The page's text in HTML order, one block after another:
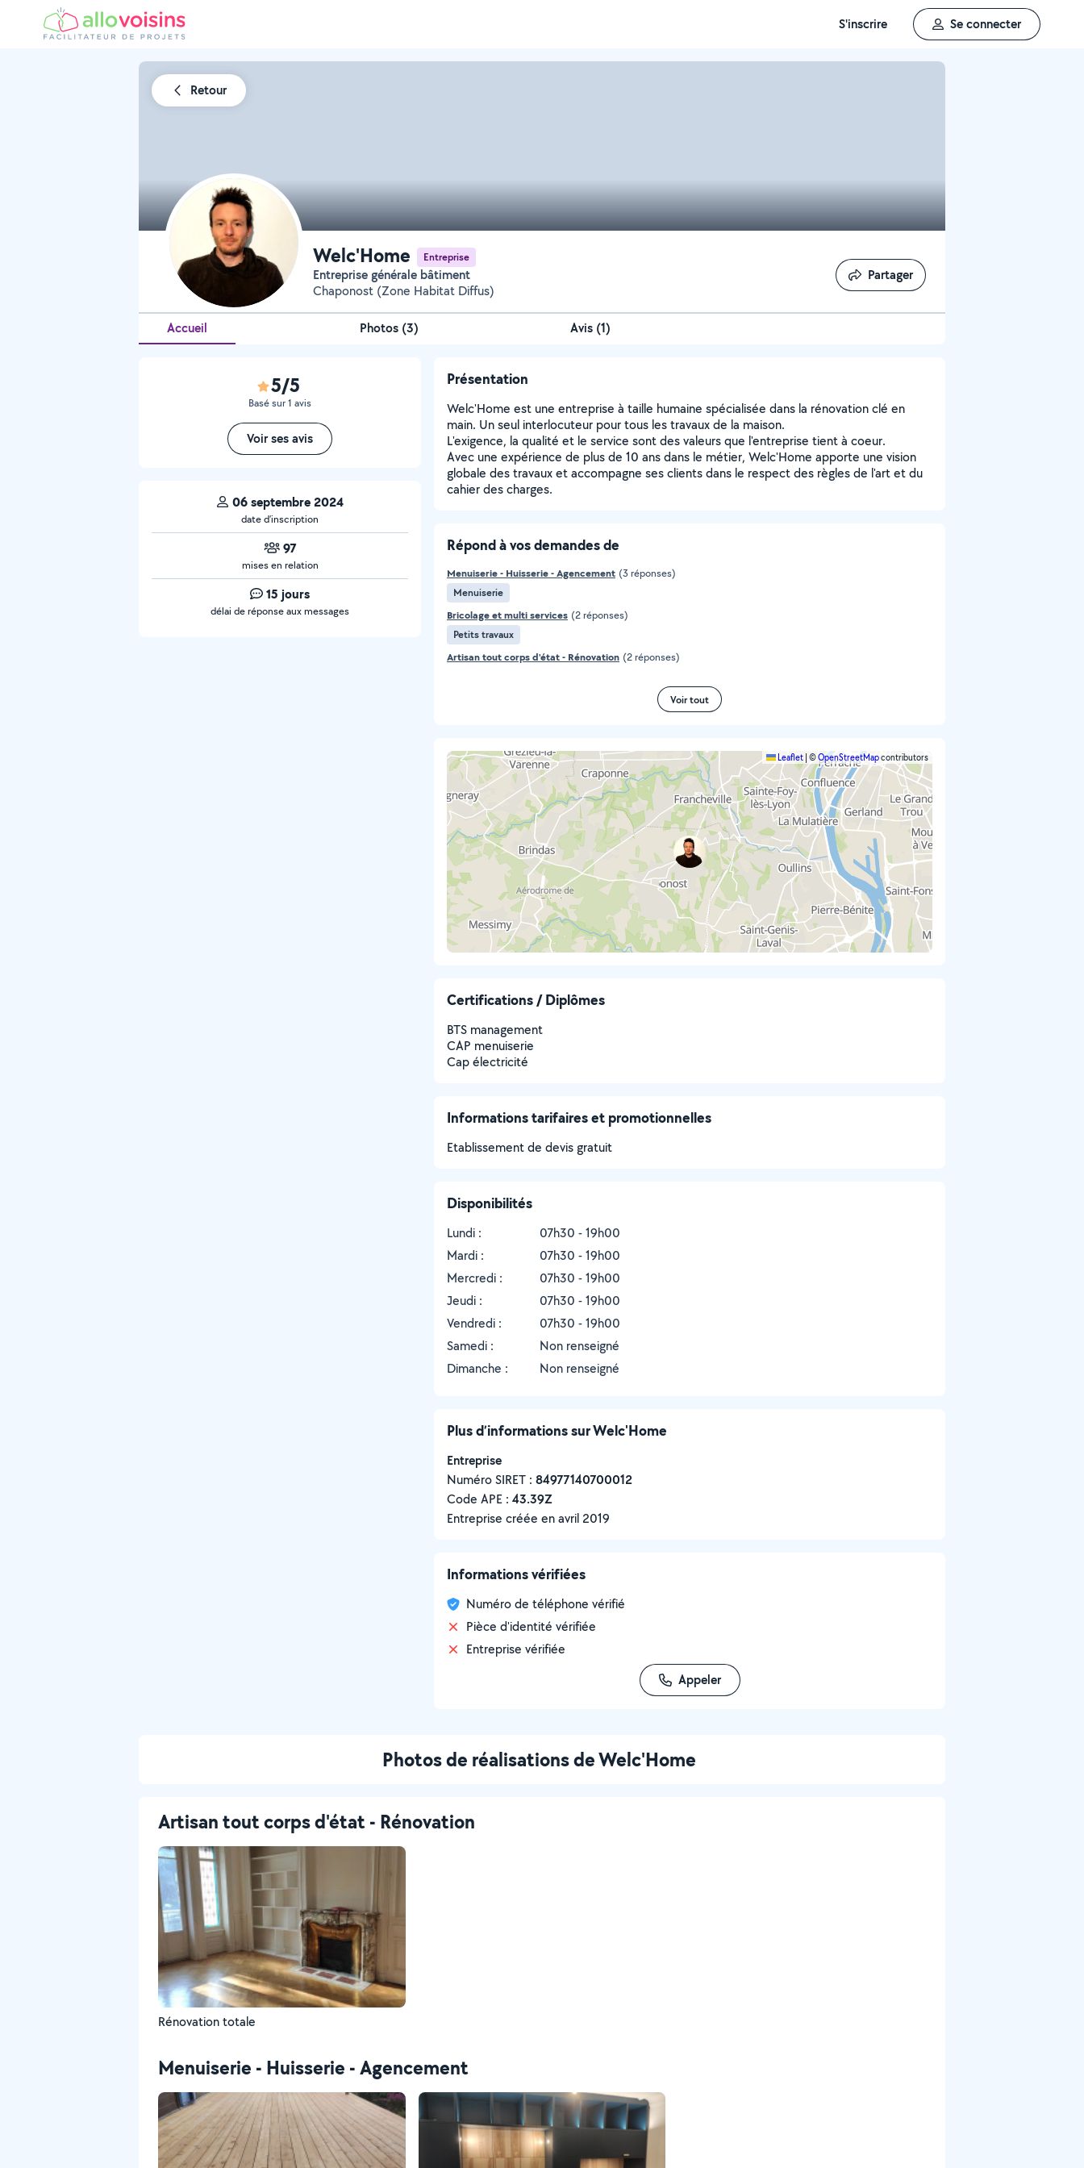
S'inscrire Se connecter
Retour
Welc'Home Entreprise
Entreprise générale bâtiment
Chaponost (Zone Habitat Diffus)
Partager
Partager
Accueil Photos (3) Avis (1)
5/5
Basé sur 1 avis
Voir ses avis
06 septembre 2024
date d’inscription
97
mises en relation
15 jours
délai de réponse aux messages
Présentation
Welc'Home est une entreprise à taille humaine spécialisée dans la rénovation clé en
main. Un seul interlocuteur pour tous les travaux de la maison.
L'exigence, la qualité et le service sont des valeurs que l'entreprise tient à coeur.
Avec une expérience de plus de 10 ans dans le métier, Welc'Home apporte une vision
globale des travaux et accompagne ses clients dans le respect des règles de l'art et du
cahier des charges.
Répond à vos demandes de
Menuiserie - Huisserie - Agencement (3 réponses)
Menuiserie
Bricolage et multi services (2 réponses)
Petits travaux
Artisan tout corps d'état - Rénovation (2 réponses)
Voir tout
Leaflet ©OpenStreetMapcontributors
Certifications / Diplômes
BTS management
CAP menuiserie
Cap électricité
Informations tarifaires et promotionnelles
Etablissement de devis gratuit
Disponibilités
Lundi :
07h30 - 19h00
Mardi :
07h30 - 19h00
Mercredi :
07h30 - 19h00
Jeudi :
07h30 - 19h00
Vendredi :
07h30 - 19h00
Samedi :
Non renseigné
Dimanche :
Non renseigné
Plus d’informations sur Welc'Home
Entreprise
Numéro SIRET : ‍84977140700012
Code APE : 43.39Z
Entreprise créée enavril 2019
Informations vérifiées
Numéro de téléphone vérifié
Pièce d'identité vérifiée
Entreprise vérifiée
Appeler
Photos de réalisations de Welc'Home
Artisan tout corps d'état - Rénovation
Rénovation totale
Menuiserie - Huisserie - Agencement